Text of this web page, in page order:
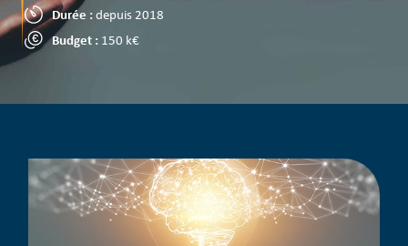
Durée :depuis 2018
Budget : 150 k€